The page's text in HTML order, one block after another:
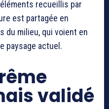
recueillis par
est partagée en
du milieu, qui voient en
paysage actuel.
validé